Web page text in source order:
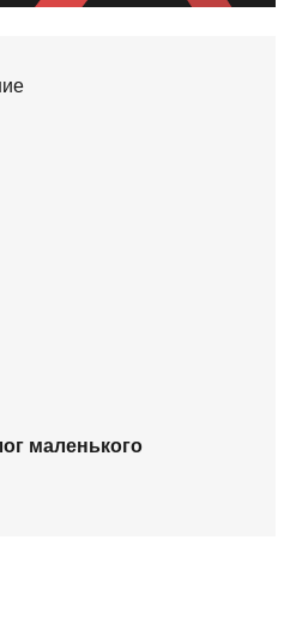
маленького